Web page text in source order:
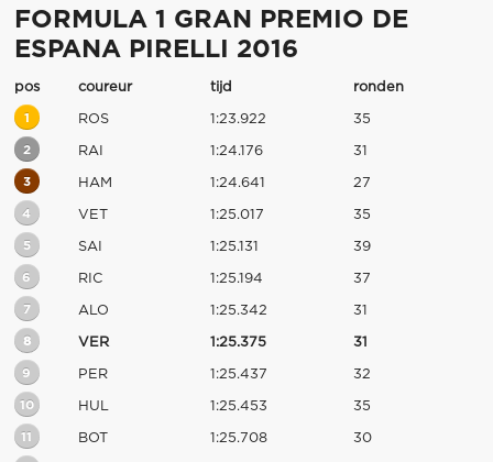
FORMULA 1 GRAN PREMIO DE
ESPANA PIRELLI 2016
pos coureur tijd ronden
1 ROS 1:23.922 35
2 RAI 1:24.176 31
3 HAM 1:24.641 27
4 VET 1:25.017 35
5 SAI 1:25.131 39
6 RIC 1:25.194 37
7 ALO 1:25.342 31
8 VER 1:25.375 31
9 PER 1:25.437 32
10 HUL 1:25.453 35
11 BOT 1:25.708 30